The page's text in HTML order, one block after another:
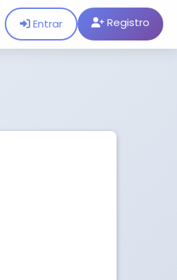
Entrar Registro